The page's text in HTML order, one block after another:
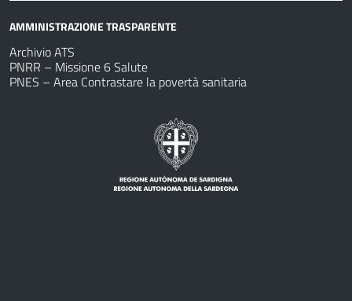
AMMINISTRAZIONE TRASPARENTE
Archivio ATS
PNRR – Missione 6 Salute
PNES – Area Contrastare la povertà sanitaria